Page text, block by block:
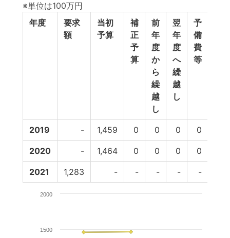
※単位は100万円
年度
要求
額
当初
予算
補
正
予
算
前
年
度
か
ら
繰
越
し
翌
年
度
へ
繰
越
し
予
備
費
等
2019 - 1,459 0 0 0 0
2020 - 1,464 0 0 0 0
2021 1,283 - - - - -
1500
2000